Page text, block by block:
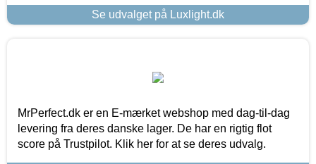
Se udvalget på Luxlight.dk
MrPerfect.dk er en E-mærket webshop med dag-til-dag
levering fra deres danske lager. De har en rigtig flot
score på Trustpilot. Klik her for at se deres udvalg.